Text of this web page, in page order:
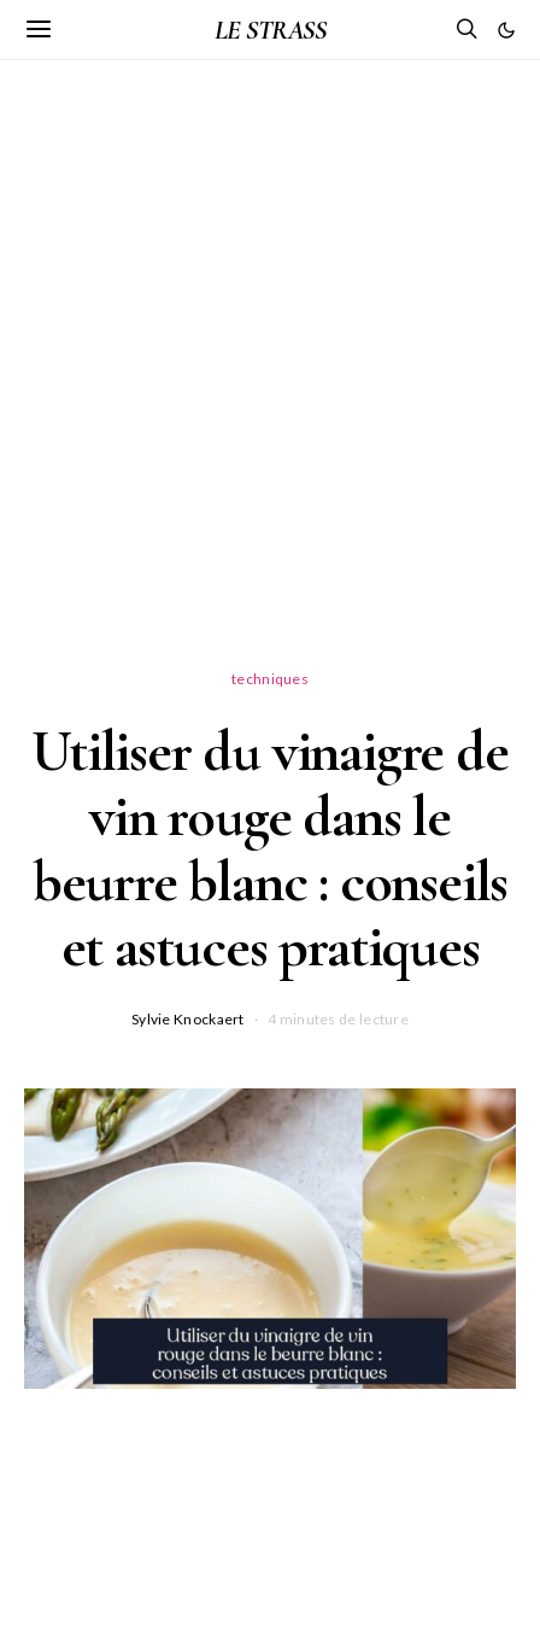
LE STRASS
techniques
Utiliser du vinaigre de
vin rouge dans le
beurre blanc : conseils
et astuces pratiques
Sylvie Knockaert 4 minutes de lecture